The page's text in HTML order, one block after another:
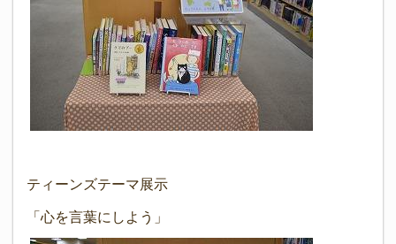
ティーンズテーマ展示
「心を言葉にしよう」